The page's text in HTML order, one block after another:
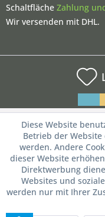
Schaltfläche Zahlung
Wir versenden mit DHL.
Diese Website
Betrieb der
werden. Andere
dieser Website
Direktwerbung
Websites und
werden nur mit Ihrer